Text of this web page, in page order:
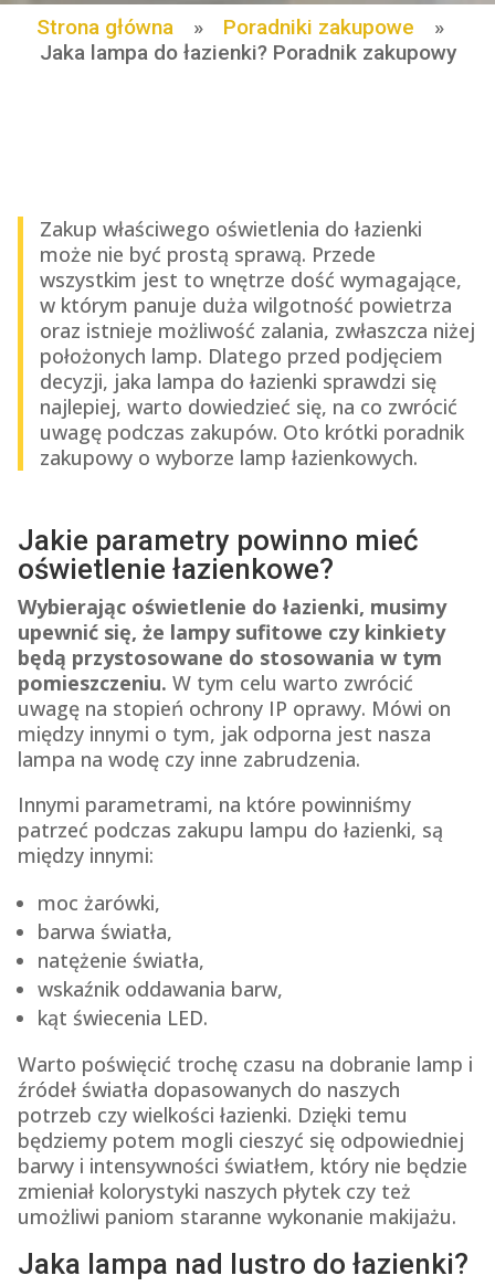
Strona główna » Poradniki zakupowe
»
Jaka lampa do łazienki? Poradnik zakupowy
Zakup właściwego oświetlenia do łazienki
może nie być prostą sprawą. Przede
wszystkim jest to wnętrze dość wymagające,
w którym panuje duża wilgotność powietrza
oraz istnieje możliwość zalania, zwłaszcza niżej
położonych lamp. Dlatego przed podjęciem
decyzji, jaka lampa do łazienki sprawdzi się
najlepiej, warto dowiedzieć się, na co zwrócić
uwagę podczas zakupów. Oto krótki poradnik
zakupowy o wyborze lamp łazienkowych.
Jakie parametry powinno mieć
oświetlenie łazienkowe?
Wybierając oświetlenie do łazienki, musimy
upewnić się, że lampy sufitowe czy kinkiety
będą przystosowane do stosowania w tym
pomieszczeniu. W tym celu warto zwrócić
uwagę na stopień ochrony IP oprawy. Mówi on
między innymi o tym, jak odporna jest nasza
lampa na wodę czy inne zabrudzenia.
Innymi parametrami, na które powinniśmy
patrzeć podczas zakupu lampu do łazienki, są
między innymi:
moc żarówki,
barwa światła,
natężenie światła,
wskaźnik oddawania barw,
kąt świecenia LED.
Warto poświęcić trochę czasu na dobranie lamp i
źródeł światła dopasowanych do naszych
potrzeb czy wielkości łazienki. Dzięki temu
będziemy potem mogli cieszyć się odpowiedniej
barwy i intensywności światłem, który nie będzie
zmieniał kolorystyki naszych płytek czy też
umożliwi paniom staranne wykonanie makijażu.
Jaka lampa nad lustro do łazienki?